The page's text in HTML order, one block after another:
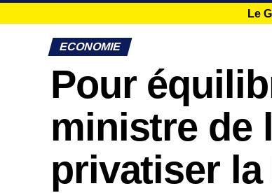
Le
ECONOMIE
Pour
ministre de
privatiser